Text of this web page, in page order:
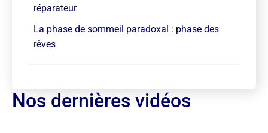
réparateur
La phase de sommeil paradoxal : phase des
rêves
Nos dernières vidéos